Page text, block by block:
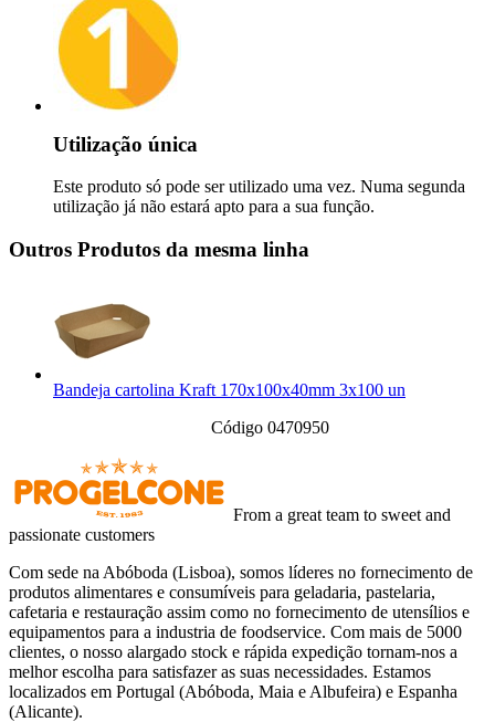
Utilização única
Este produto só pode ser utilizado uma vez. Numa segunda
utilização já não estará apto para a sua função.
Outros Produtos da mesma linha
Bandeja cartolina Kraft 170x100x40mm 3x100 un
Código 0470950
From a great team to sweet and
passionate customers
Com sede na Abóboda (Lisboa), somos líderes no fornecimento de
produtos alimentares e consumíveis para geladaria, pastelaria,
cafetaria e restauração assim como no fornecimento de utensílios e
equipamentos para a industria de foodservice. Com mais de 5000
clientes, o nosso alargado stock e rápida expedição tornam-nos a
melhor escolha para satisfazer as suas necessidades. Estamos
localizados em Portugal (Abóboda, Maia e Albufeira) e Espanha
(Alicante).